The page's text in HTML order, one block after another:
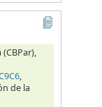
,
de la